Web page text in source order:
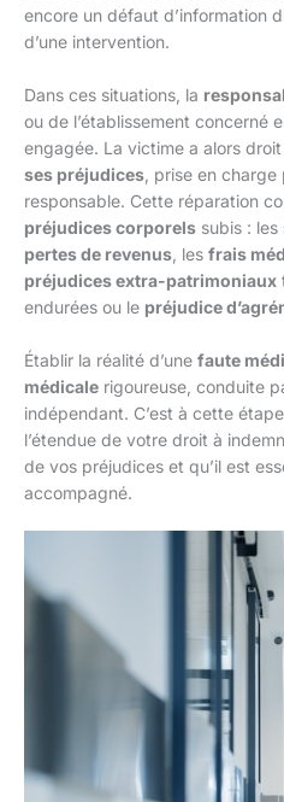
encore un défaut d’information
d’une intervention.
Dans ces situations, la
ou de l’établissement concerné
engagée. La victime a alors droit
ses préjudices , prise en
responsable. Cette réparation
préjudices corporels subis : les
pertes de revenus , les frais
préjudices extra-patrimoniaux
endurées ou le préjudice
Établir la réalité d’une faute
médicale rigoureuse, conduite
indépendant. C’est à cette
l’étendue de votre droit à
de vos préjudices et qu’il est
accompagné.